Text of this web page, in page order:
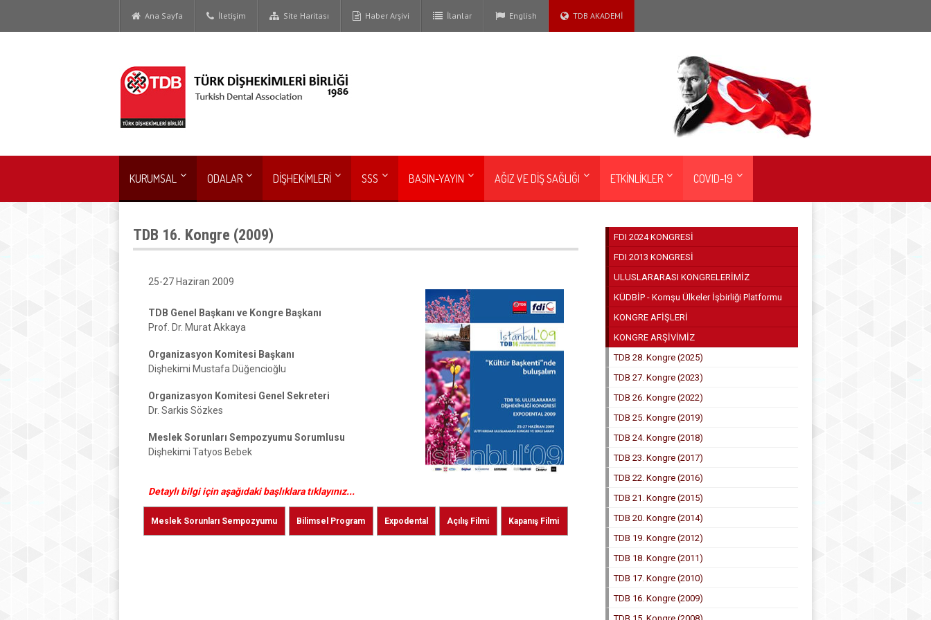
Ana Sayfa İletişim Site Haritası Haber Arşivi İlanlar English TDB AKADEMİ
KURUMSAL ODALAR DİŞHEKİMLERİ SSS BASIN-YAYIN AĞIZ VE DİŞ SAĞLIĞI ETKİNLİKLER COVID-19
TDB 16. Kongre (2009)
25-27 Haziran 2009
TDB Genel Başkanı ve Kongre Başkanı
Prof. Dr. Murat Akkaya
Organizasyon Komitesi Başkanı
Dişhekimi Mustafa Düğencioğlu
Organizasyon Komitesi Genel Sekreteri
Dr. Sarkis Sözkes
Meslek Sorunları Sempozyumu Sorumlusu
Dişhekimi Tatyos Bebek
Detaylı bilgi için aşağıdaki başlıklara tıklayınız...
Meslek Sorunları Sempozyumu Bilimsel Program Expodental Açılış Filmi Kapanış Filmi
FDI 2024 KONGRESİ
FDI 2013 KONGRESİ
ULUSLARARASI KONGRELERİMİZ
KÜDBİP - Komşu Ülkeler İşbirliği Platformu
KONGRE AFİŞLERİ
KONGRE ARŞİVİMİZ
TDB 28. Kongre (2025)
TDB 27. Kongre (2023)
TDB 26. Kongre (2022)
TDB 25. Kongre (2019)
TDB 24. Kongre (2018)
TDB 23. Kongre (2017)
TDB 22. Kongre (2016)
TDB 21. Kongre (2015)
TDB 20. Kongre (2014)
TDB 19. Kongre (2012)
TDB 18. Kongre (2011)
TDB 17. Kongre (2010)
TDB 16. Kongre (2009)